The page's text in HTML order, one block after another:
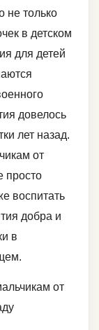
не только
в детском
для детей
довелось
лет назад.
от
просто
воспитать
добра и
в
от